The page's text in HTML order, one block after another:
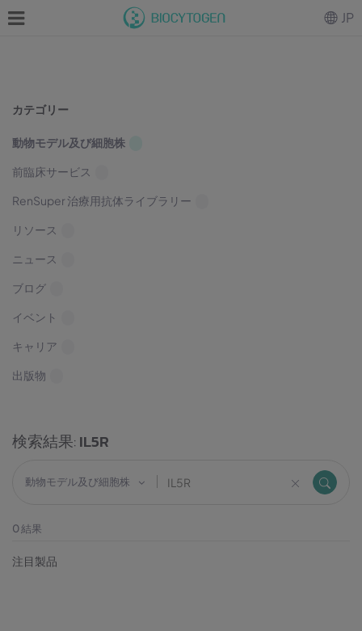
カテゴリー
動物モデル及び細胞株
前臨床サービス
RenSuper 治療用抗体ライブラリー
リソース
ニュース
ブログ
イベント
キャリア
出版物
検索結果:IL5R
動物モデル及び細胞株
0結果
注目製品
JP